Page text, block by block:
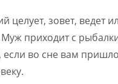
целует, зовет, ведет
приходит с
если во сне вам